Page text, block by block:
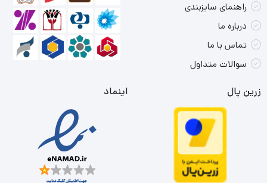
راهنمای سایزبندی
درباره ما
تماس با ما
سوالات متداول
زرین پال اینماد